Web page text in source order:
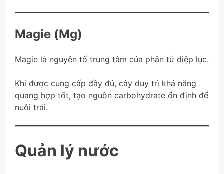
Magie (Mg)
Magie là nguyên tố trung tâm của phân tử diệp lục.
Khi được cung cấp đầy đủ, cây duy trì khả năng
quang hợp tốt, tạo nguồn carbohydrate ổn định để
nuôi trái.
Quản lý nước